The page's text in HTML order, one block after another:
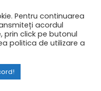
08/03/2023
Pentru continuarea
acordul
prin click pe butonul
politica de utilizare a